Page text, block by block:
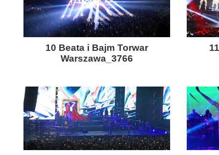
10 Beata i Bajm Torwar
Warszawa_3766